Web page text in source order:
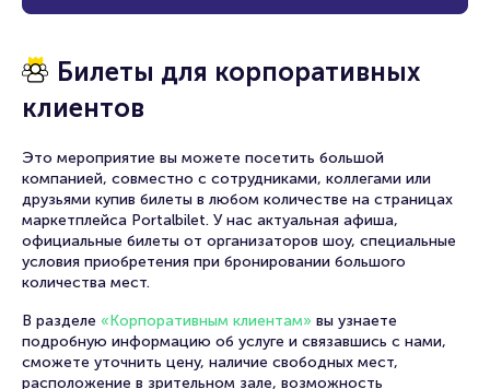
Билеты для корпоративных
клиентов
Это мероприятие вы можете посетить большой
компанией, совместно с сотрудниками, коллегами или
друзьями купив билеты в любом количестве на страницах
маркетплейса Portalbilet. У нас актуальная афиша,
официальные билеты от организаторов шоу, специальные
условия приобретения при бронировании большого
количества мест.
В разделе «Корпоративным клиентам» вы узнаете
подробную информацию об услуге и связавшись с нами,
сможете уточнить цену, наличие свободных мест,
расположение в зрительном зале, возможность